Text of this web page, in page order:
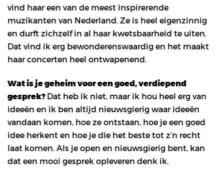
vind haar een van de meest inspirerende
muzikanten van Nederland. Ze is heel eigenzinnig
en durft zichzelf in al haar kwetsbaarheid te uiten.
Dat vind ik erg bewonderenswaardig en het maakt
haar concerten heel ontwapenend.
Wat is je geheim voor een goed, verdiepend
gesprek? Dat heb ik niet, maar ik hou heel erg van
ideeën en ik ben altijd nieuwsgierig waar ideeën
vandaan komen, hoe ze ontstaan, hoe je een goed
idee herkent en hoe je die het beste tot z’n recht
laat komen. Als je open en nieuwsgierig bent, kan
dat een mooi gesprek opleveren denk ik.